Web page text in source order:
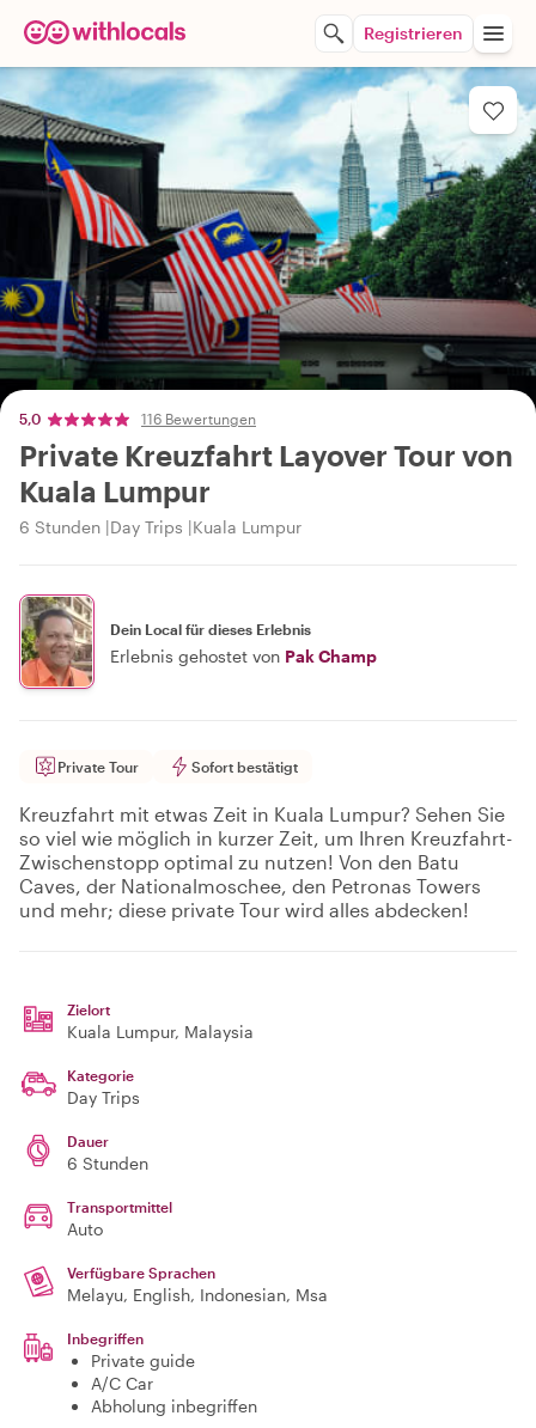
Registrieren
5,0 116 Bewertungen
Private Kreuzfahrt Layover Tour von
Kuala Lumpur
6 Stunden Day Trips Kuala Lumpur
Dein Local für dieses Erlebnis
Erlebnis gehostet von Pak Champ
Private Tour Sofort bestätigt
Kreuzfahrt mit etwas Zeit in Kuala Lumpur? Sehen Sie
so viel wie möglich in kurzer Zeit, um Ihren Kreuzfahrt-
Zwischenstopp optimal zu nutzen! Von den Batu
Caves, der Nationalmoschee, den Petronas Towers
und mehr; diese private Tour wird alles abdecken!
Zielort
Kuala Lumpur, Malaysia
Kategorie
Day Trips
Dauer
6 Stunden
Transportmittel
Auto
Verfügbare Sprachen
Melayu, English, Indonesian, Msa
Inbegriffen
Private guide
A/C Car
Abholung inbegriffen